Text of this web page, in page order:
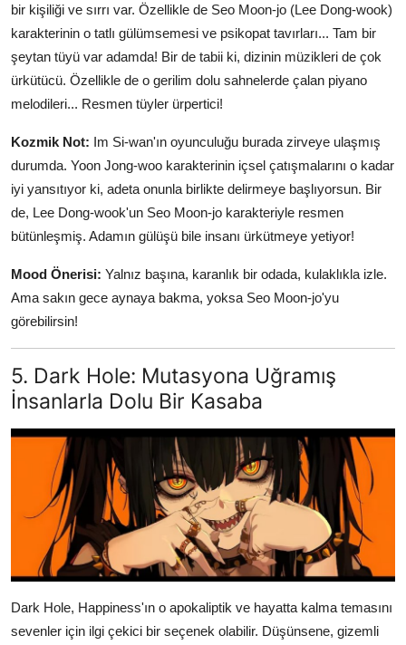
bir kişiliği ve sırrı var. Özellikle de Seo Moon-jo (Lee Dong-wook)
karakterinin o tatlı gülümsemesi ve psikopat tavırları... Tam bir
şeytan tüyü var adamda! Bir de tabii ki, dizinin müzikleri de çok
ürkütücü. Özellikle de o gerilim dolu sahnelerde çalan piyano
melodileri... Resmen tüyler ürpertici!
Kozmik Not: Im Si-wan'ın oyunculuğu burada zirveye ulaşmış
durumda. Yoon Jong-woo karakterinin içsel çatışmalarını o kadar
iyi yansıtıyor ki, adeta onunla birlikte delirmeye başlıyorsun. Bir
de, Lee Dong-wook'un Seo Moon-jo karakteriyle resmen
bütünleşmiş. Adamın gülüşü bile insanı ürkütmeye yetiyor!
Mood Önerisi: Yalnız başına, karanlık bir odada, kulaklıkla izle.
Ama sakın gece aynaya bakma, yoksa Seo Moon-jo'yu
görebilirsin!
5. Dark Hole: Mutasyona Uğramış
İnsanlarla Dolu Bir Kasaba
Dark Hole, Happiness'ın o apokaliptik ve hayatta kalma temasını
sevenler için ilgi çekici bir seçenek olabilir. Düşünsene, gizemli